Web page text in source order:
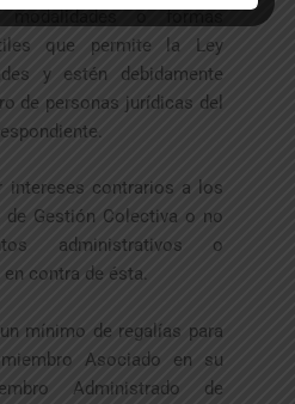
o formas
que permite la Ley
y estén debidamente
de personas jurídicas del
intereses contrarios a los
Gestión Colectiva o no
administrativos o
contra de ésta.
mínimo de regalías para
Asociado en su
Administrado de